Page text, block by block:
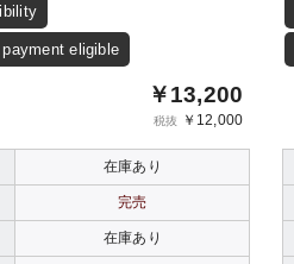
eligible
￥13,200
税抜 ￥12,000
在庫あり
完売
在庫あり